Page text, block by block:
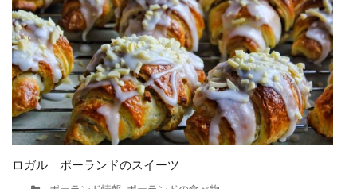
ロガル ポーランドのスイーツ